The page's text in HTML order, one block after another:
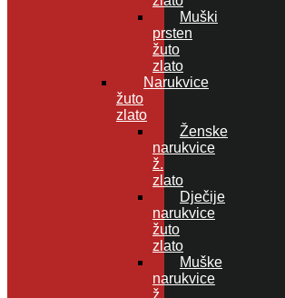
Muški
prsten
žuto
zlato
Narukvice
žuto
zlato
Ženske
narukvice
ž.
zlato
Dječije
narukvice
žuto
zlato
Muške
narukvice
ž.